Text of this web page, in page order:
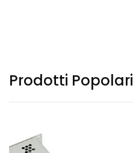
Prodotti Popolari